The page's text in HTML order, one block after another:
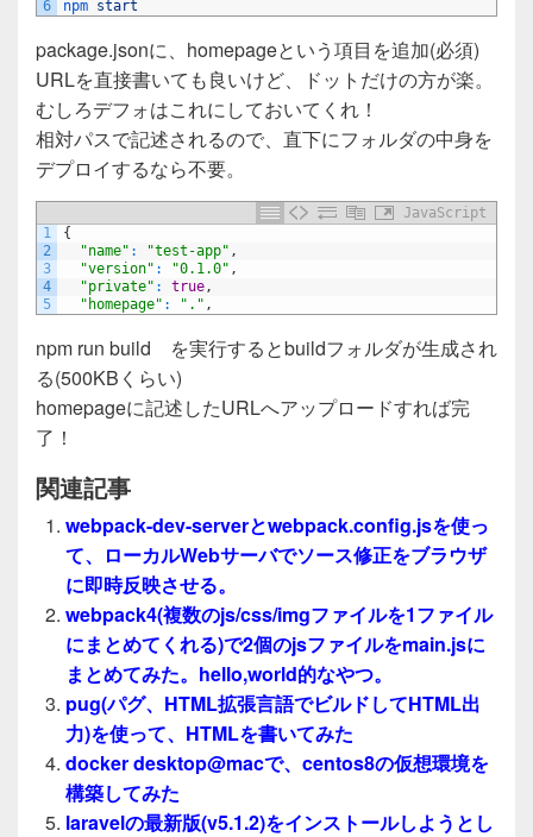
6
npm start
package.jsonに、homepageという項目を追加(必須)
URLを直接書いても良いけど、ドットだけの方が楽。
むしろデフォはこれにしておいてくれ！
相対パスで記述されるので、直下にフォルダの中身を
デプロイするなら不要。
JavaScript
1
2
3
4
5
{
"name" : "test-app" ,
"version" : "0.1.0" ,
"private" : true,
"homepage" : "." ,
npm run build を実行するとbuildフォルダが生成され
る(500KBくらい)
homepageに記述したURLへアップロードすれば完
了！
関連記事
webpack-dev-serverとwebpack.config.jsを使っ
て、ローカルWebサーバでソース修正をブラウザ
に即時反映させる。
webpack4(複数のjs/css/imgファイルを1ファイル
にまとめてくれる)で2個のjsファイルをmain.jsに
まとめてみた。hello,world的なやつ。
pug(パグ、HTML拡張言語でビルドしてHTML出
力)を使って、HTMLを書いてみた
docker desktop@macで、centos8の仮想環境を
構築してみた
laravelの最新版(v5.1.2)をインストールしようとし